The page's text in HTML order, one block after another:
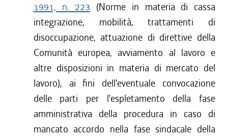
1991, n. 223 (Norme in materia di cassa
integrazione, mobilità, trattamenti di
disoccupazione, attuazione di direttive della
Comunità europea, avviamento al lavoro e
altre disposizioni in materia di mercato del
lavoro), ai fini dell'eventuale convocazione
delle parti per l'espletamento della fase
amministrativa della procedura in caso di
mancato accordo nella fase sindacale della